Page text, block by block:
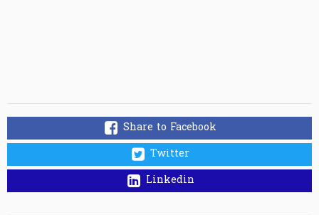
Share to Facebook
Twitter
Linkedin